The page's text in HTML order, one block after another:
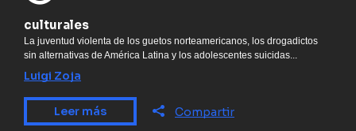
culturales
La juventud violenta de los guetos norteamericanos, los drogadictos
sin alternativas de América Latina y los adolescentes suicidas...
Luigi Zoja
Leer más Compartir